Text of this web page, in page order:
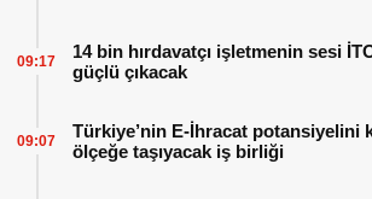
14 bin hırdavatçı işletmenin sesi
güçlü çıkacak
09:17
Türkiye’nin E-İhracat potansiyelini
ölçeğe taşıyacak iş birliği
09:07